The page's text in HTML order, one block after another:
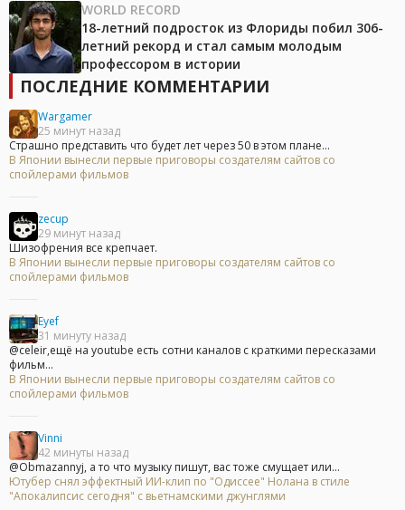
WORLD RECORD
18-летний подросток из Флориды побил 306-
летний рекорд и стал самым молодым
профессором в истории
ПОСЛЕДНИЕ КОММЕНТАРИИ
Wargamer
25 минут назад
Страшно представить что будет лет через 50 в этом плане...
В Японии вынесли первые приговоры создателям сайтов со
спойлерами фильмов
zecup
29 минут назад
Шизофрения все крепчает.
В Японии вынесли первые приговоры создателям сайтов со
спойлерами фильмов
Eyef
31 минуту назад
@celeir,ещё на youtube есть сотни каналов с краткими пересказами
фильм...
В Японии вынесли первые приговоры создателям сайтов со
спойлерами фильмов
Vinni
42 минуты назад
@Obmazannyj, а то что музыку пишут, вас тоже смущает или...
Ютубер снял эффектный ИИ-клип по "Одиссее" Нолана в стиле
"Апокалипсис сегодня" с вьетнамскими джунглями